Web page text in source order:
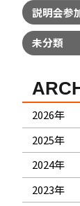
説明会参
未分類
2026年
2025年
2024年
2023年